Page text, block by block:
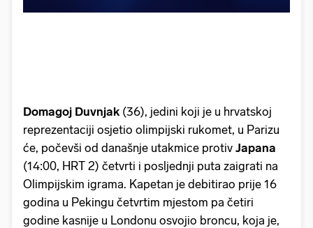
Domagoj Duvnjak (36), jedini koji je u hrvatskoj
reprezentaciji osjetio olimpijski rukomet, u Parizu
će, počevši od današnje utakmice protiv Japana
(14:00, HRT 2) četvrti i posljednji puta zaigrati na
Olimpijskim igrama. Kapetan je debitirao prije 16
godina u Pekingu četvrtim mjestom pa četiri
godine kasnije u Londonu osvojio broncu, koja je,